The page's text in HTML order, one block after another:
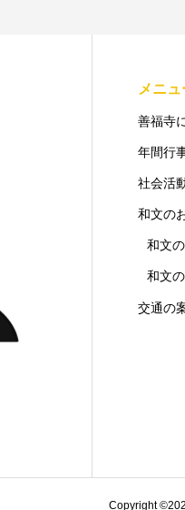
メニュ
善福寺
年間行
社会活
和文の
和文
和文
交通の
Copyright ©